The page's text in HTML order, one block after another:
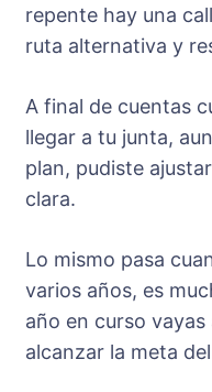
repente hay una
ruta alternativa y
A final de cuentas
llegar a tu junta,
plan, pudiste
clara.
Lo mismo pasa
varios años, es
año en curso
alcanzar la meta